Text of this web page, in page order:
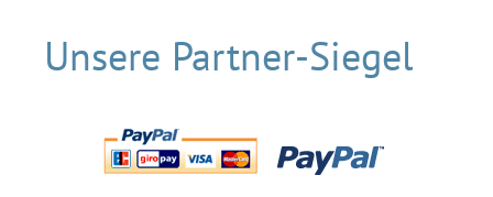
Unsere Partner-Siegel